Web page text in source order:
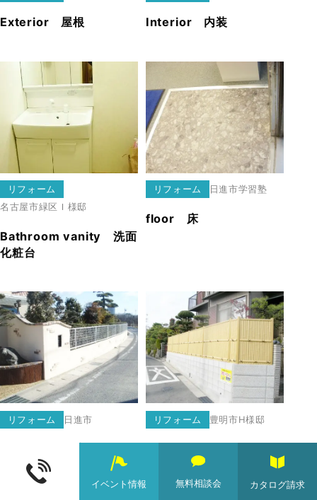
Exterior 屋根 Interior 内装
リフォーム
名古屋市緑区 Ｉ様邸
Bathroom vanity 洗面
化粧台
リフォーム 日進市学習塾
floor 床
リフォーム 日進市 リフォーム 豊明市H様邸
イベント情報 無料相談会 カタログ請求